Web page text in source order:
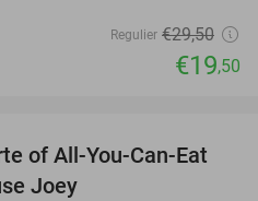
Regulier €29,50
€19,50
32%
of All-You-Can-Eat
Joey